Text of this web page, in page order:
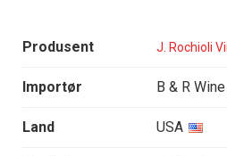
Produsent J. Rochioli
Importør B & R
Land USA